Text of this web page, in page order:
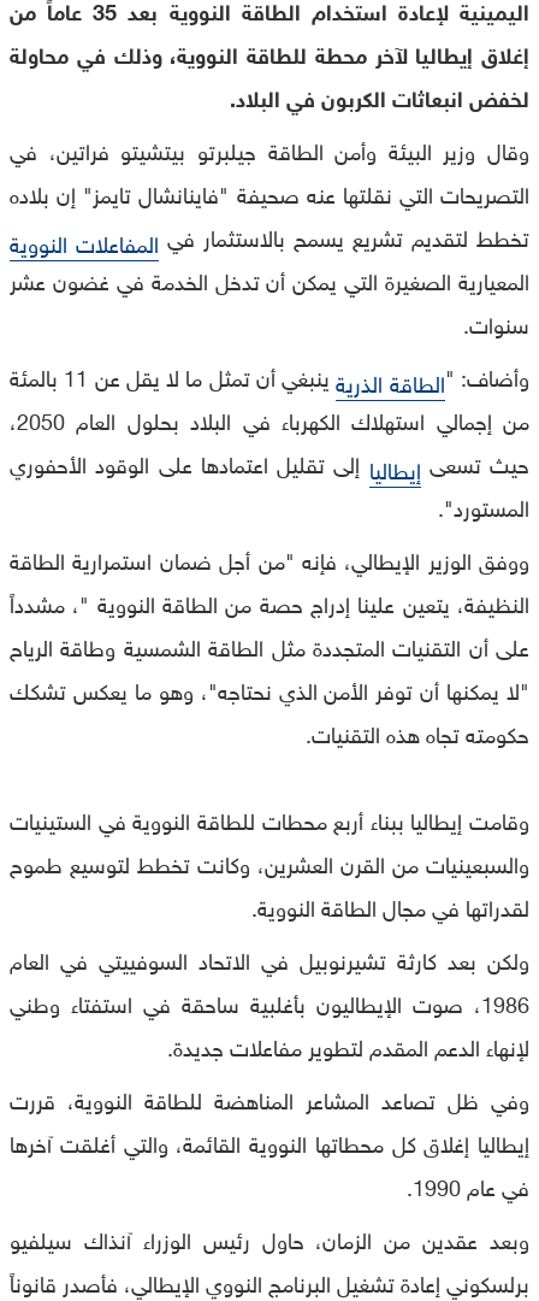
اليمينية لإعادة استخدام الطاقة النووية بعد 35 عاماً من
إغلاق إيطاليا لآخر محطة للطاقة النووية، وذلك في محاولة
لخفض انبعاثات الكربون في البلاد.
وقال وزير البيئة وأمن الطاقة جيلبرتو بيتشيتو فراتين، في
التصريحات التي نقلتها عنه صحيفة "فاينانشال تايمز" إن بلاده
تخطط لتقديم تشريع يسمح بالاستثمار في المفاعلات النووية
المعيارية الصغيرة التي يمكن أن تدخل الخدمة في غضون عشر
سنوات.
وأضاف: "الطاقة الذرية
ينبغي أن تمثل ما لا يقل عن 11 بالمئة
من إجمالي استهلاك الكهرباء في البلاد بحلول العام 2050،
حيث تسعى إيطاليا إلى تقليل اعتمادها على الوقود الأحفوري
المستورد".
ووفق الوزير الإيطالي، فإنه "من أجل ضمان استمرارية الطاقة
النظيفة، يتعين علينا إدراج حصة من الطاقة النووية "، مشدداً
على أن التقنيات المتجددة مثل الطاقة الشمسية وطاقة الرياح
"لا يمكنها أن توفر الأمن الذي نحتاجه"، وهو ما يعكس تشكك
حكومته تجاه هذه التقنيات.
وقامت إيطاليا ببناء أربع محطات للطاقة النووية في الستينيات
والسبعينيات من القرن العشرين، وكانت تخطط لتوسيع طموح
لقدراتها في مجال الطاقة النووية.
ولكن بعد كارثة تشيرنوبيل في الاتحاد السوفييتي في العام
1986، صوت الإيطاليون بأغلبية ساحقة في استفتاء وطني
لإنهاء الدعم المقدم لتطوير مفاعلات جديدة.
وفي ظل تصاعد المشاعر المناهضة للطاقة النووية، قررت
إيطاليا إغلاق كل محطاتها النووية القائمة، والتي أغلقت آخرها
في عام 1990.
وبعد عقدين من الزمان، حاول رئيس الوزراء آنذاك سيلفيو
برلسكوني إعادة تشغيل البرنامج النووي الإيطالي، فأصدر قانوناً